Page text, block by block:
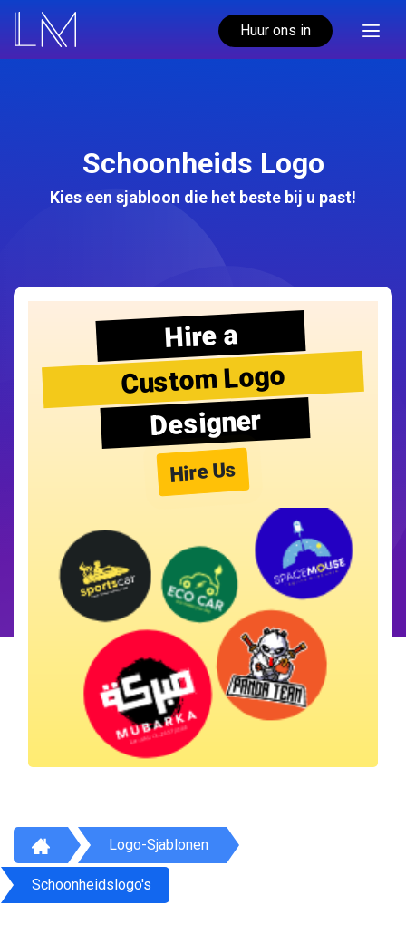
Huur ons in
Schoonheids Logo
Kies een sjabloon die het beste bij u past!
Hire a
Custom Logo
Designer
Hire Us
Logo-Sjablonen
Schoonheidslogo's